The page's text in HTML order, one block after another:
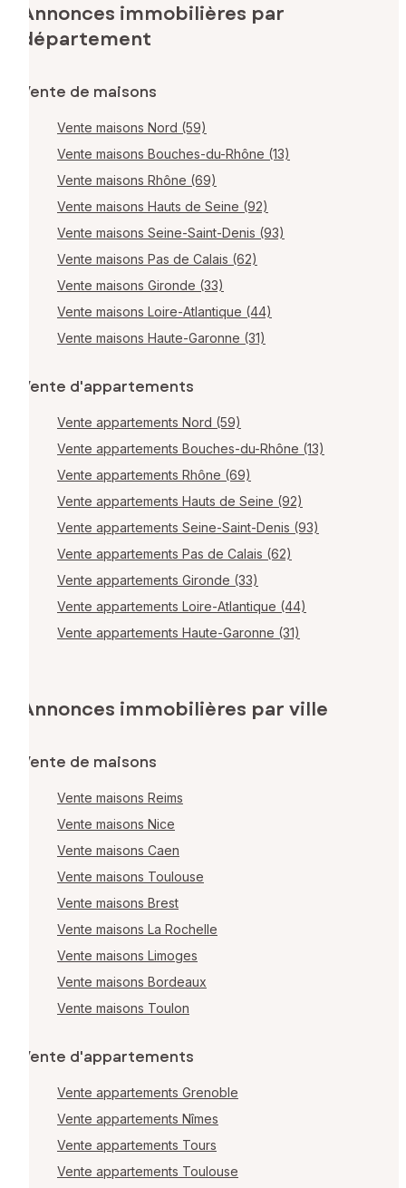
Annonces immobilières par
département
Vente de maisons
Vente maisons Nord (59)
Vente maisons Bouches-du-Rhône (13)
Vente maisons Rhône (69)
Vente maisons Hauts de Seine (92)
Vente maisons Seine-Saint-Denis (93)
Vente maisons Pas de Calais (62)
Vente maisons Gironde (33)
Vente maisons Loire-Atlantique (44)
Vente maisons Haute-Garonne (31)
Vente d'appartements
Vente appartements Nord (59)
Vente appartements Bouches-du-Rhône (13)
Vente appartements Rhône (69)
Vente appartements Hauts de Seine (92)
Vente appartements Seine-Saint-Denis (93)
Vente appartements Pas de Calais (62)
Vente appartements Gironde (33)
Vente appartements Loire-Atlantique (44)
Vente appartements Haute-Garonne (31)
Annonces immobilières par ville
Vente de maisons
Vente maisons Reims
Vente maisons Nice
Vente maisons Caen
Vente maisons Toulouse
Vente maisons Brest
Vente maisons La Rochelle
Vente maisons Limoges
Vente maisons Bordeaux
Vente maisons Toulon
Vente d'appartements
Vente appartements Grenoble
Vente appartements Nîmes
Vente appartements Tours
Vente appartements Toulouse